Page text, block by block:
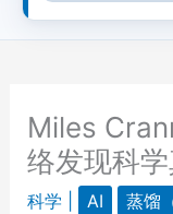
Miles
络发现科
科学 AI 蒸馏